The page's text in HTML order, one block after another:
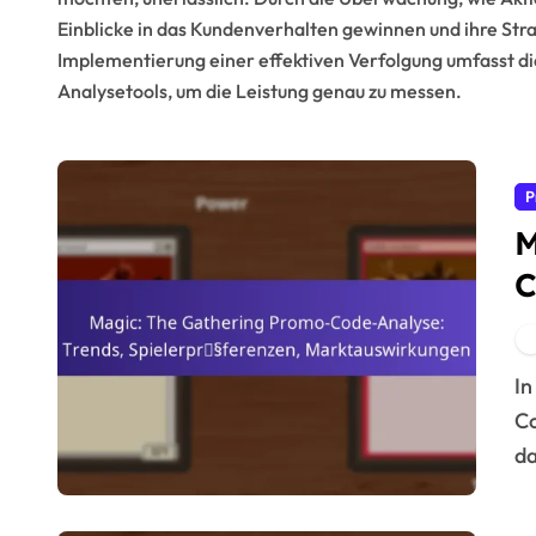
Einblicke in das Kundenverhalten gewinnen und ihre
Implementierung einer effektiven Verfolgung umfasst
Analysetools, um die Leistung genau zu messen.
In der Welt von Magic: The Gathering sind Promo-